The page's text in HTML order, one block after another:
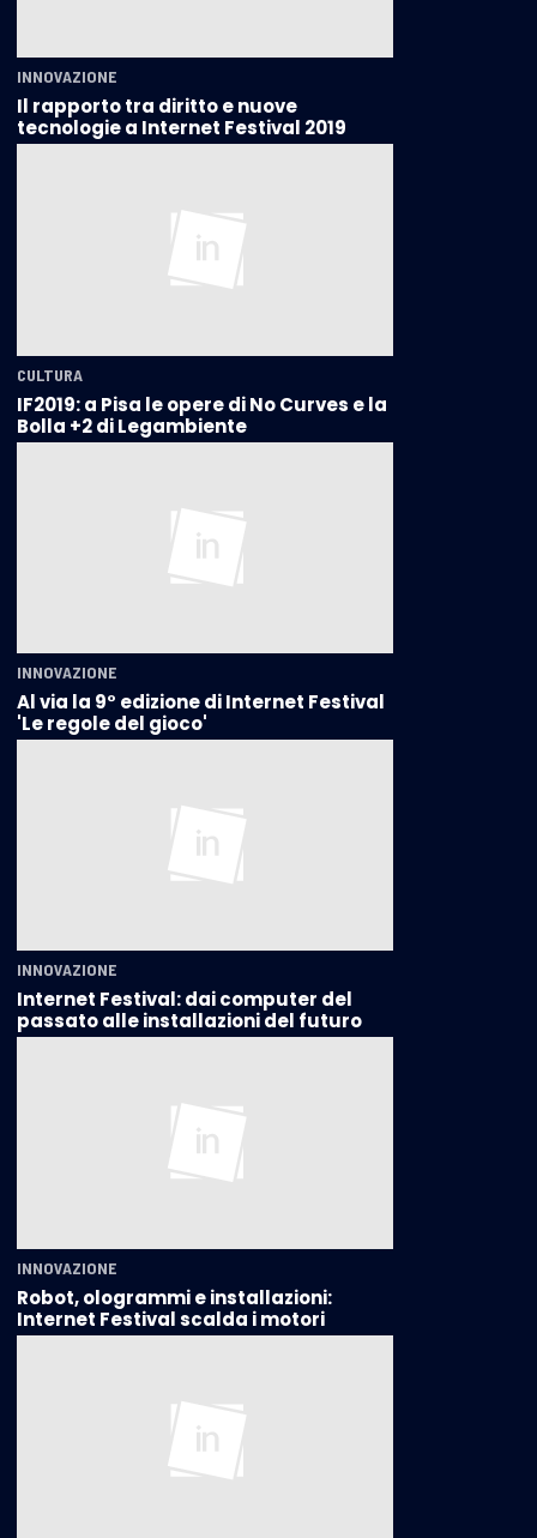
INNOVAZIONE
Il rapporto tra diritto e nuove
tecnologie a Internet Festival 2019
CULTURA
IF2019: a Pisa le opere di No Curves e la
Bolla +2 di Legambiente
INNOVAZIONE
Al via la 9° edizione di Internet Festival
'Le regole del gioco'
INNOVAZIONE
Internet Festival: dai computer del
passato alle installazioni del futuro
INNOVAZIONE
Robot, ologrammi e installazioni:
Internet Festival scalda i motori